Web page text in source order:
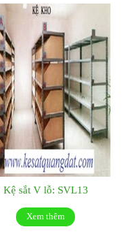
Kệ sắt V lỗ: SVL13
Xem thêm